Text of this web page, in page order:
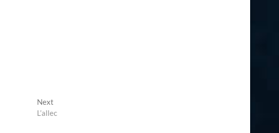
Next
post:
L’allec